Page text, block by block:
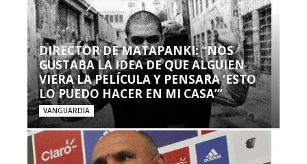
DIRECTOR DE MATAPANKI: “NOS
GUSTABA LA IDEA DE QUE ALGUIEN
VIERA LA PELÍCULA Y PENSARA ‘ESTO
LO PUEDO HACER EN MI CASA’”
VANGUARDIA